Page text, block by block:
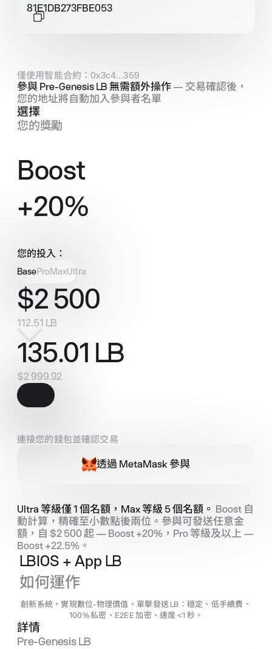
81E1DB273FBE053
僅使用智能合約：0x3c4...359
參與 Pre‑Genesis LB 無需額外操作 — 交易確認後，
您的地址將自動加入參與者名單
選擇
您的獎勵
Boost
+20%
您的投入：
BaseProMaxUltra
$2 500
112.51 LB
135.01 LB
$2 999.92
連接您的錢包並確認交易
透過 MetaMask 參與
Ultra 等級僅 1 個名額，Max 等級 5 個名額。 Boost 自
動計算，精確至小數點後兩位。參與可發送任意金
額，自 $2 500 起 — Boost +20%，Pro 等級及以上 —
Boost +22.5%。
LBIOS + App LB
如何運作
創新系統，實現數位-物理價值。單擊發送 LB ：穩定、低手續費、
100% 私密、E2EE 加密、速度 <1 秒。
詳情
Pre‑GenesisLB